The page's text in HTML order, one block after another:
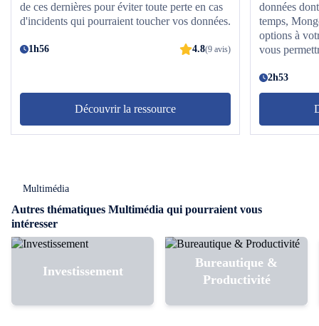
de ces dernières pour éviter toute perte en cas
d'incidents qui pourraient toucher vos données.
1h56 4.8(9 avis)
Découvrir la ressource
données
temps,
options à
vous
2h53
Multimédia
Autres thématiques Multimédia qui pourraient vous
intéresser
Investissement
Bureautique &
Productivité